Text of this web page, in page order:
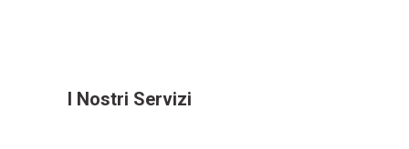
I Nostri Servizi